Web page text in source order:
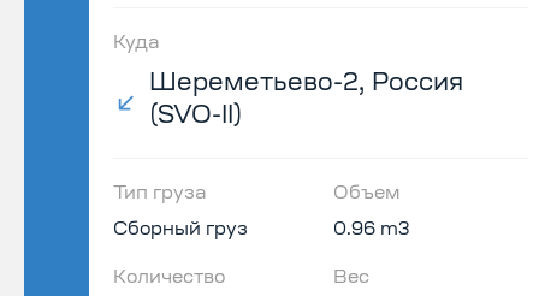
Куда
Шереметьево-2, Россия
(SVO-II)
Тип груза
Сборный груз
Объем
0.96 m3
Количество
Вес